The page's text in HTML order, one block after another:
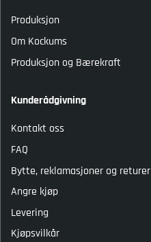
Produksjon
Om Kockums
Produksjon og Bærekraft
Kunderådgivning
Kontakt oss
FAQ
Bytte, reklamasjoner og returer
Angre kjøp
Levering
Kjøpsvilkår